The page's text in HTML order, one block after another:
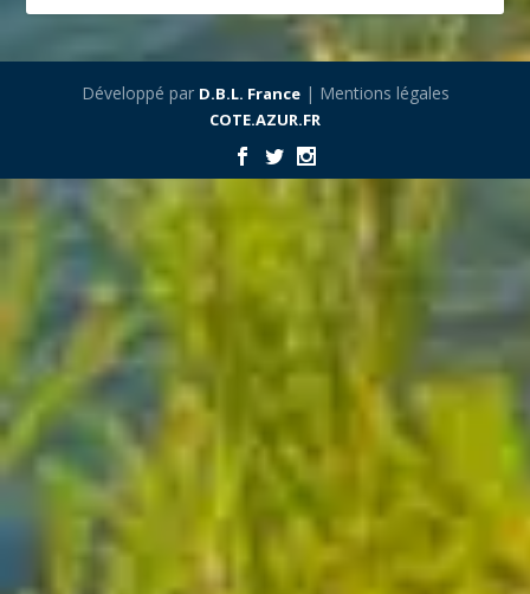
Développé par D.B.L. France| Mentions légales
COTE.AZUR.FR